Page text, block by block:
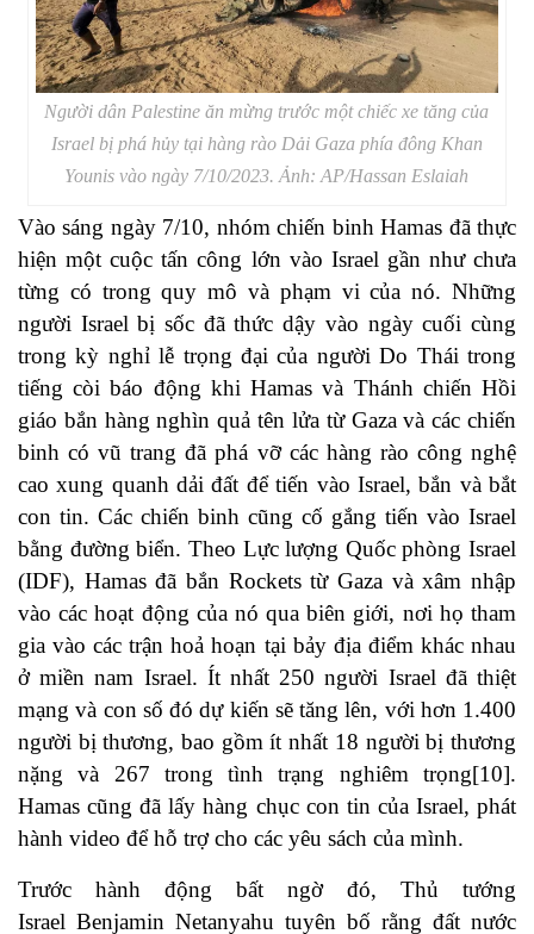
Người dân Palestine ăn mừng trước một chiếc xe tăng của
Israel bị phá hủy tại hàng rào Dải Gaza phía đông Khan
Younis vào ngày 7/10/2023. Ảnh: AP/Hassan Eslaiah
Vào sáng ngày 7/10, nhóm chiến binh Hamas đã thực
hiện một cuộc tấn công lớn vào Israel gần như chưa
từng có trong quy mô và phạm vi của nó. Những
người Israel bị sốc đã thức dậy vào ngày cuối cùng
trong kỳ nghỉ lễ trọng đại của người Do Thái trong
tiếng còi báo động khi Hamas và Thánh chiến Hồi
giáo bắn hàng nghìn quả tên lửa từ Gaza và các chiến
binh có vũ trang đã phá vỡ các hàng rào công nghệ
cao xung quanh dải đất để tiến vào Israel, bắn và bắt
con tin. Các chiến binh cũng cố gắng tiến vào Israel
bằng đường biển. Theo Lực lượng Quốc phòng Israel
(IDF), Hamas đã bắn Rockets từ Gaza và xâm nhập
vào các hoạt động của nó qua biên giới, nơi họ tham
gia vào các trận hoả hoạn tại bảy địa điểm khác nhau
ở miền nam Israel. Ít nhất 250 người Israel đã thiệt
mạng và con số đó dự kiến sẽ tăng lên, với hơn 1.400
người bị thương, bao gồm ít nhất 18 người bị thương
nặng và 267 trong tình trạng nghiêm trọng[10].
Hamas cũng đã lấy hàng chục con tin của Israel, phát
hành video để hỗ trợ cho các yêu sách của mình.
Trước hành động bất ngờ đó, Thủ tướng
Israel Benjamin Netanyahu tuyên bố rằng đất nước